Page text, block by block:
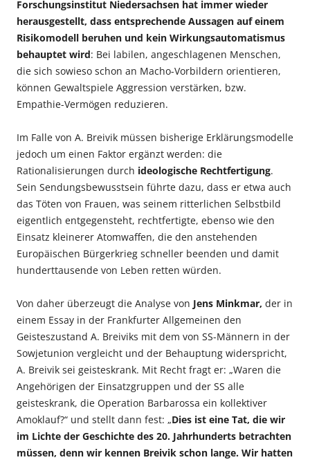
Forschungsinstitut Niedersachsen hat immer wieder
herausgestellt, dass entsprechende Aussagen auf einem
Risikomodell beruhen und kein Wirkungsautomatismus
behauptet wird: Bei labilen, angeschlagenen Menschen,
die sich sowieso schon an Macho-Vorbildern orientieren,
können Gewaltspiele Aggression verstärken, bzw.
Empathie-Vermögen reduzieren.
Im Falle von A. Breivik müssen bisherige Erklärungsmodelle
jedoch um einen Faktor ergänzt werden: die
Rationalisierungen durch ideologische Rechtfertigung.
Sein Sendungsbewusstsein führte dazu, dass er etwa auch
das Töten von Frauen, was seinem ritterlichen Selbstbild
eigentlich entgegensteht, rechtfertigte, ebenso wie den
Einsatz kleinerer Atomwaffen, die den anstehenden
Europäischen Bürgerkrieg schneller beenden und damit
hunderttausende von Leben retten würden.
Von daher überzeugt die Analyse von Jens Minkmar, der in
einem Essay in der Frankfurter Allgemeinen den
Geisteszustand A. Breiviks mit dem von SS-Männern in der
Sowjetunion vergleicht und der Behauptung widerspricht,
A. Breivik sei geisteskrank. Mit Recht fragt er: „Waren die
Angehörigen der Einsatzgruppen und der SS alle
geisteskrank, die Operation Barbarossa ein kollektiver
Amoklauf?“ und stellt dann fest: „Dies ist eine Tat, die wir
im Lichte der Geschichte des 20. Jahrhunderts betrachten
müssen, denn wir kennen Breivik schon lange. Wir hatten